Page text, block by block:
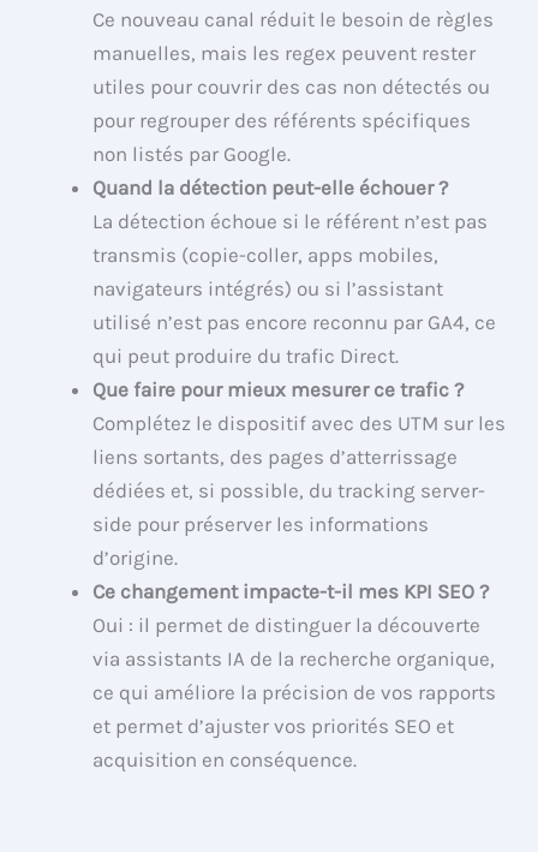
Ce nouveau canal réduit le besoin de règles
manuelles, mais les regex peuvent rester
utiles pour couvrir des cas non détectés ou
pour regrouper des référents spécifiques
non listés par Google.
Quand la détection peut-elle échouer ?
La détection échoue si le référent n’est pas
transmis (copie-coller, apps mobiles,
navigateurs intégrés) ou si l’assistant
utilisé n’est pas encore reconnu par GA4, ce
qui peut produire du trafic Direct.
Que faire pour mieux mesurer ce trafic ?
Complétez le dispositif avec des UTM sur les
liens sortants, des pages d’atterrissage
dédiées et, si possible, du tracking server-
side pour préserver les informations
d’origine.
Ce changement impacte-t-il mes KPI SEO ?
Oui : il permet de distinguer la découverte
via assistants IA de la recherche organique,
ce qui améliore la précision de vos rapports
et permet d’ajuster vos priorités SEO et
acquisition en conséquence.